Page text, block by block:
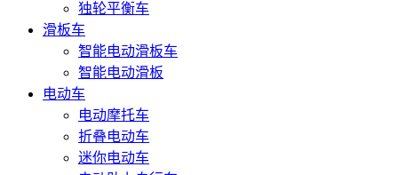
独轮平衡车
滑板车
智能电动滑板车
智能电动滑板
电动车
电动摩托车
折叠电动车
迷你电动车